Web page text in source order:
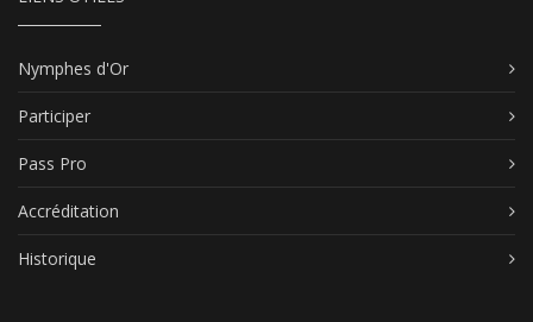
Nymphes d'Or
Participer
Pass Pro
Accréditation
Historique